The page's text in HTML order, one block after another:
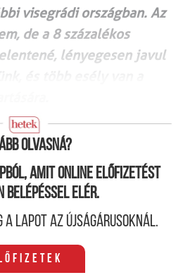
visegrádi országban. Az
de a 8 százalékos
lényegesen javul
olvasná?
amit online előfizetést
belépéssel elér.
a lapot az újságárusoknál.